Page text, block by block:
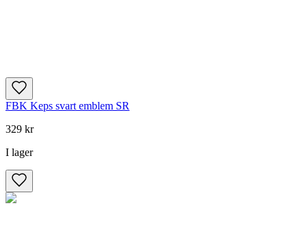
FBK Keps svart emblem SR
329 kr
I lager